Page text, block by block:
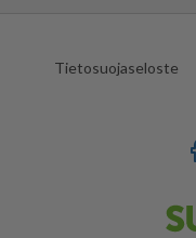
Tietosuojaseloste